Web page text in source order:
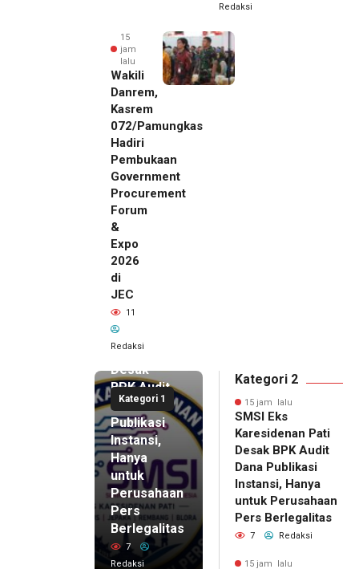
Redaksi
15
jam
lalu
Wakili
Danrem,
Kasrem
072/Pamungkas
Hadiri
Pembukaan
Government
Procurement
Forum
&
Expo
2026
di
JEC
11
Redaksi
Kategori 1
15 jam lalu
SMSI Eks
Karesidenan
Pati
Desak
BPK Audit
Dana
Publikasi
Instansi,
Hanya
untuk
Perusahaan
Pers
Berlegalitas
7
Redaksi
15 jam lalu
Ketum
DPP
IKAPPI
Kategori 2
15 jam lalu
SMSI Eks
Karesidenan Pati
Desak BPK Audit
Dana Publikasi
Instansi, Hanya
untuk Perusahaan
Pers Berlegalitas
7 Redaksi
15 jam lalu